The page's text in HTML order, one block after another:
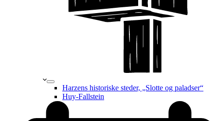
Harzens historiske steder, „Slotte og paladser“
Huy-Fallstein